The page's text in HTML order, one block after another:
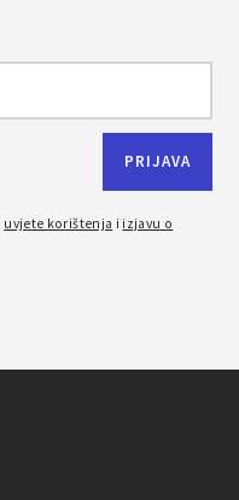
uvjete korištenja i izjavu o